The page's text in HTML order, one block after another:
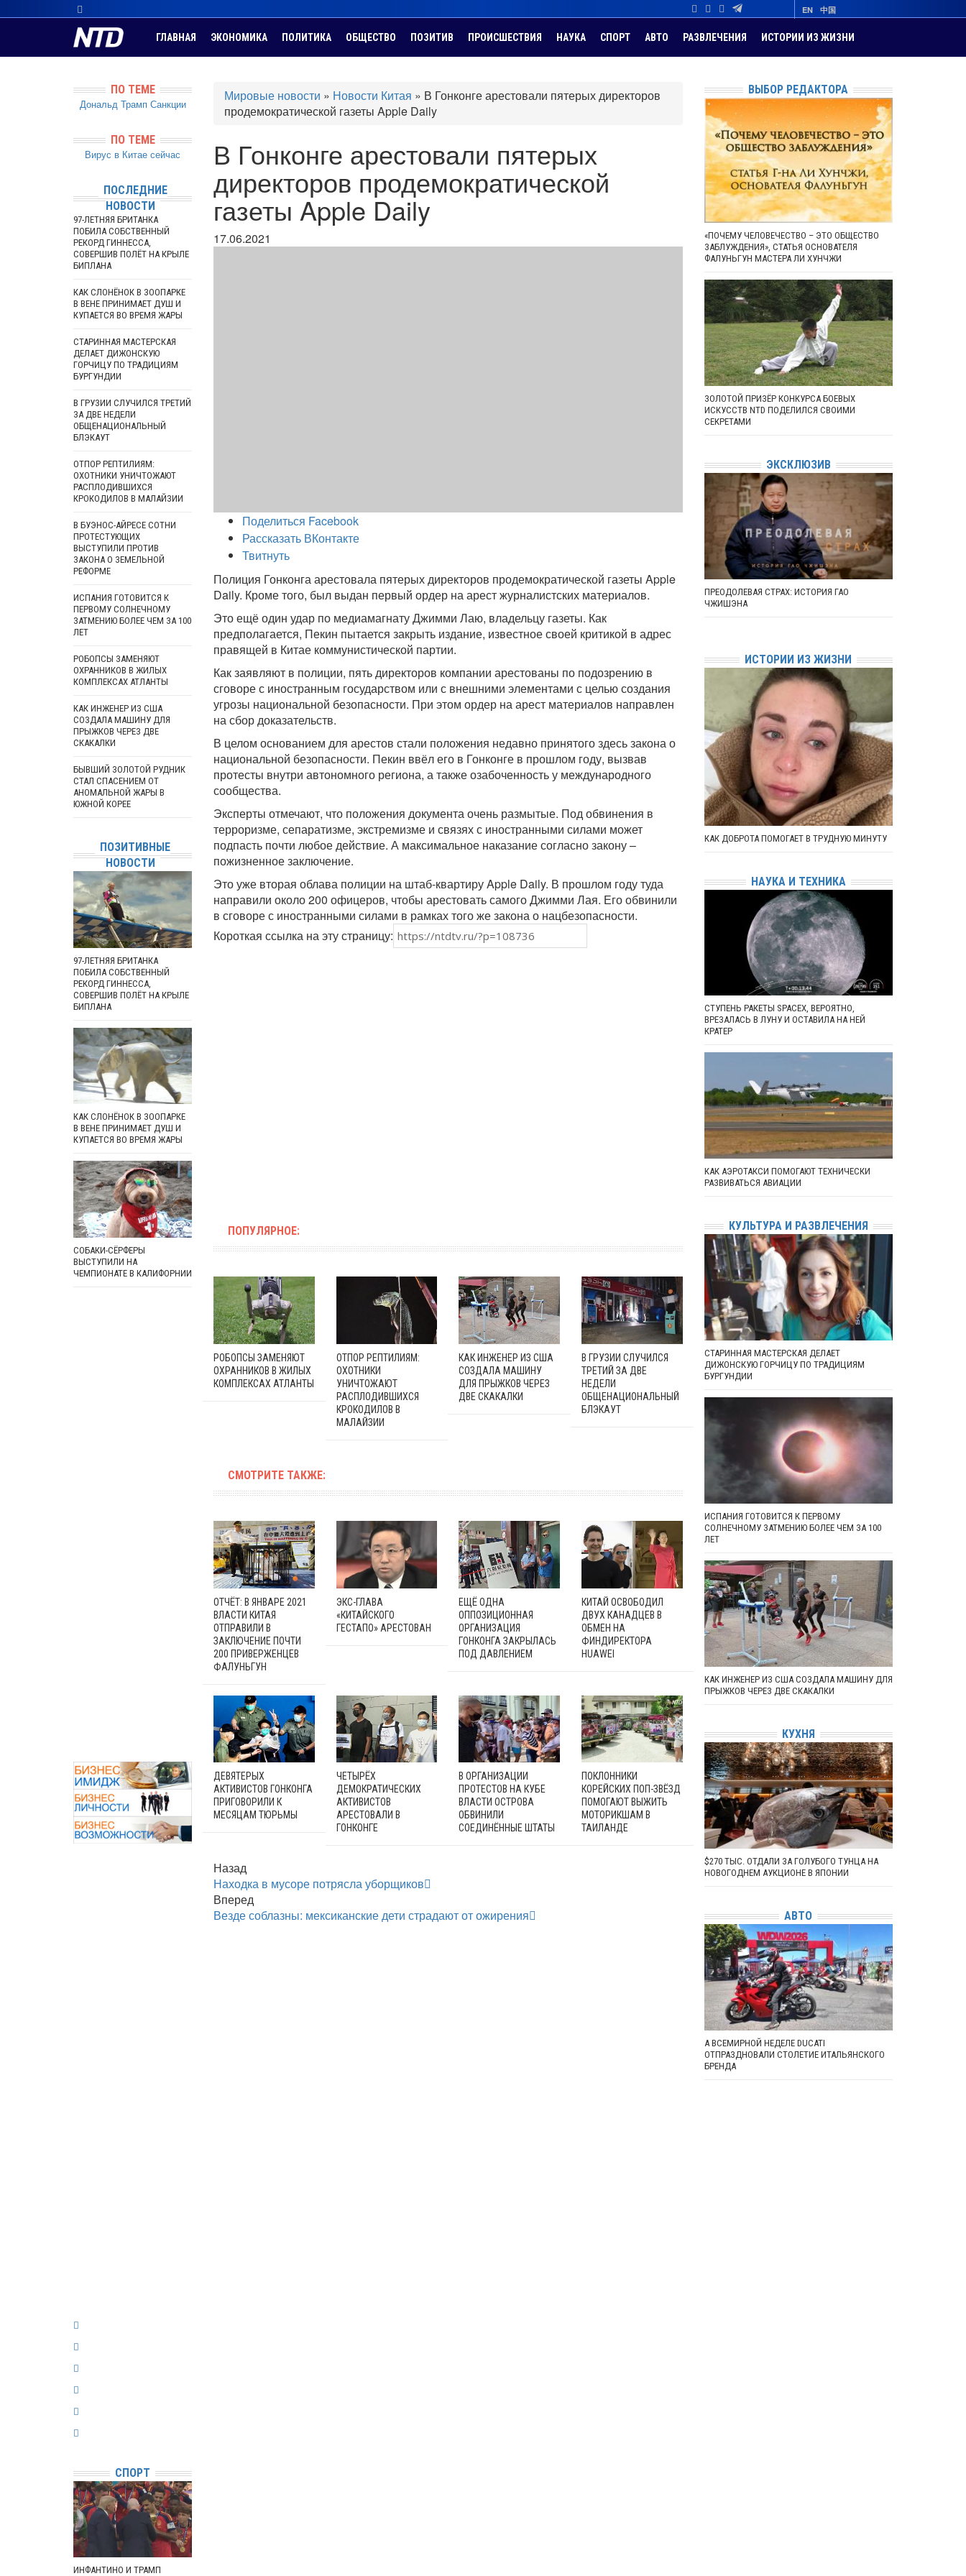
EN 中国
ГЛАВНАЯ ЭКОНОМИКА ПОЛИТИКА ОБЩЕСТВО ПОЗИТИВ ПРОИСШЕСТВИЯ НАУКА СПОРТ АВТО РАЗВЛЕЧЕНИЯ ИСТОРИИ ИЗ ЖИЗНИ
Мировые новости » Новости Китая » В Гонконге арестовали пятерых директоров
продемократической газеты Apple Daily
В Гонконге арестовали пятерых
директоров продемократической
газеты Apple Daily
17.06.2021
Поделиться Facebook
Рассказать ВКонтакте
Твитнуть
Полиция Гонконга арестовала пятерых директоров продемократической газеты Apple
Daily. Кроме того, был выдан первый ордер на арест журналистских материалов.
Это ещё один удар по медиамагнату Джимми Лаю, владельцу газеты. Как
предполагается, Пекин пытается закрыть издание, известное своей критикой в адрес
правящей в Китае коммунистической партии.
Как заявляют в полиции, пять директоров компании арестованы по подозрению в
сговоре с иностранным государством или с внешними элементами с целью создания
угрозы национальной безопасности. При этом ордер на арест материалов направлен
на сбор доказательств.
В целом основанием для арестов стали положения недавно принятого здесь закона о
национальной безопасности. Пекин ввёл его в Гонконге в прошлом году, вызвав
протесты внутри автономного региона, а также озабоченность у международного
сообщества.
Эксперты отмечают, что положения документа очень размытые. Под обвинения в
терроризме, сепаратизме, экстремизме и связях с иностранными силами может
подпасть почти любое действие. А максимальное наказание согласно закону –
пожизненное заключение.
Это уже вторая облава полиции на штаб-квартиру Apple Daily. В прошлом году туда
направили около 200 офицеров, чтобы арестовать самого Джимми Лая. Его обвинили
в сговоре с иностранными силами в рамках того же закона о нацбезопасности.
Короткая ссылка на эту страницу:
ПОПУЛЯРНОЕ:
РОБОПСЫ ЗАМЕНЯЮТ
ОХРАННИКОВ В ЖИЛЫХ
КОМПЛЕКСАХ АТЛАНТЫ
ОТПОР РЕПТИЛИЯМ:
ОХОТНИКИ
УНИЧТОЖАЮТ
РАСПЛОДИВШИХСЯ
КРОКОДИЛОВ В
МАЛАЙЗИИ
КАК ИНЖЕНЕР ИЗ США
СОЗДАЛА МАШИНУ
ДЛЯ ПРЫЖКОВ ЧЕРЕЗ
ДВЕ СКАКАЛКИ
В ГРУЗИИ СЛУЧИЛСЯ
ТРЕТИЙ ЗА ДВЕ
НЕДЕЛИ
ОБЩЕНАЦИОНАЛЬНЫЙ
БЛЭКАУТ
СМОТРИТЕ ТАКЖЕ:
ОТЧЁТ: В ЯНВАРЕ 2021
ВЛАСТИ КИТАЯ
ОТПРАВИЛИ В
ЗАКЛЮЧЕНИЕ ПОЧТИ
200 ПРИВЕРЖЕНЦЕВ
ФАЛУНЬГУН
ЭКС-ГЛАВА
«КИТАЙСКОГО
ГЕСТАПО» АРЕСТОВАН
ЕЩЁ ОДНА
ОППОЗИЦИОННАЯ
ОРГАНИЗАЦИЯ
ГОНКОНГА ЗАКРЫЛАСЬ
ПОД ДАВЛЕНИЕМ
КИТАЙ ОСВОБОДИЛ
ДВУХ КАНАДЦЕВ В
ОБМЕН НА
ФИНДИРЕКТОРА
HUAWEI
ДЕВЯТЕРЫХ
АКТИВИСТОВ ГОНКОНГА
ПРИГОВОРИЛИ К
МЕСЯЦАМ ТЮРЬМЫ
ЧЕТЫРЁХ
ДЕМОКРАТИЧЕСКИХ
АКТИВИСТОВ
АРЕСТОВАЛИ В
ГОНКОНГЕ
В ОРГАНИЗАЦИИ
ПРОТЕСТОВ НА КУБЕ
ВЛАСТИ ОСТРОВА
ОБВИНИЛИ
СОЕДИНЁННЫЕ ШТАТЫ
ПОКЛОННИКИ
КОРЕЙСКИХ ПОП-ЗВЁЗД
ПОМОГАЮТ ВЫЖИТЬ
МОТОРИКШАМ В
ТАИЛАНДЕ
Назад
Находка в мусоре потрясла уборщиков
Вперед
Везде соблазны: мексиканские дети страдают от ожирения
ПО ТЕМЕ
Дональд Трамп Санкции
ПО ТЕМЕ
Вирус в Китае сейчас
ПОСЛЕДНИЕ
НОВОСТИ
97-ЛЕТНЯЯ БРИТАНКА
ПОБИЛА СОБСТВЕННЫЙ
РЕКОРД ГИННЕССА,
СОВЕРШИВ ПОЛЁТ НА КРЫЛЕ
БИПЛАНА
КАК СЛОНЁНОК В ЗООПАРКЕ
В ВЕНЕ ПРИНИМАЕТ ДУШ И
КУПАЕТСЯ ВО ВРЕМЯ ЖАРЫ
СТАРИННАЯ МАСТЕРСКАЯ
ДЕЛАЕТ ДИЖОНСКУЮ
ГОРЧИЦУ ПО ТРАДИЦИЯМ
БУРГУНДИИ
В ГРУЗИИ СЛУЧИЛСЯ ТРЕТИЙ
ЗА ДВЕ НЕДЕЛИ
ОБЩЕНАЦИОНАЛЬНЫЙ
БЛЭКАУТ
ОТПОР РЕПТИЛИЯМ:
ОХОТНИКИ УНИЧТОЖАЮТ
РАСПЛОДИВШИХСЯ
КРОКОДИЛОВ В МАЛАЙЗИИ
В БУЭНОС-АЙРЕСЕ СОТНИ
ПРОТЕСТУЮЩИХ
ВЫСТУПИЛИ ПРОТИВ
ЗАКОНА О ЗЕМЕЛЬНОЙ
РЕФОРМЕ
ИСПАНИЯ ГОТОВИТСЯ К
ПЕРВОМУ СОЛНЕЧНОМУ
ЗАТМЕНИЮ БОЛЕЕ ЧЕМ ЗА 100
ЛЕТ
РОБОПСЫ ЗАМЕНЯЮТ
ОХРАННИКОВ В ЖИЛЫХ
КОМПЛЕКСАХ АТЛАНТЫ
КАК ИНЖЕНЕР ИЗ США
СОЗДАЛА МАШИНУ ДЛЯ
ПРЫЖКОВ ЧЕРЕЗ ДВЕ
СКАКАЛКИ
БЫВШИЙ ЗОЛОТОЙ РУДНИК
СТАЛ СПАСЕНИЕМ ОТ
АНОМАЛЬНОЙ ЖАРЫ В
ЮЖНОЙ КОРЕЕ
ПОЗИТИВНЫЕ
НОВОСТИ
97-ЛЕТНЯЯ БРИТАНКА
ПОБИЛА СОБСТВЕННЫЙ
РЕКОРД ГИННЕССА,
СОВЕРШИВ ПОЛЁТ НА КРЫЛЕ
БИПЛАНА
КАК СЛОНЁНОК В ЗООПАРКЕ
В ВЕНЕ ПРИНИМАЕТ ДУШ И
КУПАЕТСЯ ВО ВРЕМЯ ЖАРЫ
СОБАКИ-СЁРФЕРЫ
ВЫСТУПИЛИ НА
ЧЕМПИОНАТЕ В КАЛИФОРНИИ
СПОРТ
ИНФАНТИНО И ТРАМП
ВЫБОР РЕДАКТОРА
«ПОЧЕМУ ЧЕЛОВЕЧЕСТВО – ЭТО ОБЩЕСТВО
ЗАБЛУЖДЕНИЯ», СТАТЬЯ ОСНОВАТЕЛЯ
ФАЛУНЬГУН МАСТЕРА ЛИ ХУНЧЖИ
ЗОЛОТОЙ ПРИЗЁР КОНКУРСА БОЕВЫХ
ИСКУССТВ NTD ПОДЕЛИЛСЯ СВОИМИ
СЕКРЕТАМИ
ЭКСКЛЮЗИВ
ПРЕОДОЛЕВАЯ СТРАХ: ИСТОРИЯ ГАО
ЧЖИШЭНА
ИСТОРИИ ИЗ ЖИЗНИ
КАК ДОБРОТА ПОМОГАЕТ В ТРУДНУЮ МИНУТУ
НАУКА И ТЕХНИКА
СТУПЕНЬ РАКЕТЫ SPACEX, ВЕРОЯТНО,
ВРЕЗАЛАСЬ В ЛУНУ И ОСТАВИЛА НА НЕЙ
КРАТЕР
КАК АЭРОТАКСИ ПОМОГАЮТ ТЕХНИЧЕСКИ
РАЗВИВАТЬСЯ АВИАЦИИ
КУЛЬТУРА И РАЗВЛЕЧЕНИЯ
СТАРИННАЯ МАСТЕРСКАЯ ДЕЛАЕТ
ДИЖОНСКУЮ ГОРЧИЦУ ПО ТРАДИЦИЯМ
БУРГУНДИИ
ИСПАНИЯ ГОТОВИТСЯ К ПЕРВОМУ
СОЛНЕЧНОМУ ЗАТМЕНИЮ БОЛЕЕ ЧЕМ ЗА 100
ЛЕТ
КАК ИНЖЕНЕР ИЗ США СОЗДАЛА МАШИНУ ДЛЯ
ПРЫЖКОВ ЧЕРЕЗ ДВЕ СКАКАЛКИ
КУХНЯ
$270 ТЫС. ОТДАЛИ ЗА ГОЛУБОГО ТУНЦА НА
НОВОГОДНЕМ АУКЦИОНЕ В ЯПОНИИ
АВТО
А ВСЕМИРНОЙ НЕДЕЛЕ DUCATI
ОТПРАЗДНОВАЛИ СТОЛЕТИЕ ИТАЛЬЯНСКОГО
БРЕНДА